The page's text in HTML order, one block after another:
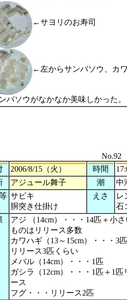
←サヨリのお寿司
←左からサンバソウ、カ
バソウがなかなか美味しかった。
No.92
2006/8/15（火） 時間
アジュール舞子 潮
中
サビキ
胴突き仕掛け
えさ
レ
石
アジ （14cm）・・・14匹＋小さ
ものはリリース多数
カワハギ（13～15cm）・・・3
リリース3匹くらい
メバル（14cm）・・・1匹
ガシラ（12cm）・・・1匹＋1匹
ース
フグ・・・リリース2匹